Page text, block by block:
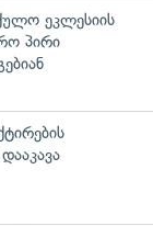
ეკლესიის
პირი